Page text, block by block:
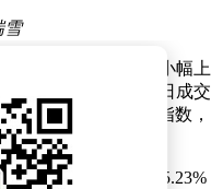
雪
午间交易时段呈现小幅上
报价为0.978元，当日成交
证科创板人工智能指数，
企业。
化格局。寒武纪以5.23%